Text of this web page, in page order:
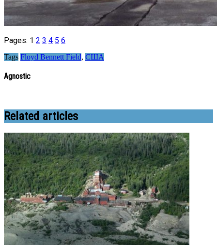
Pages: 1 2 3 4 5 6
Tags Floyd Bennett Field, США
Agnostic
Related articles